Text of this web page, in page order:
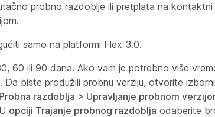
probno razdoblje ili pretplata na kontaktni
samo na platformi Flex 3.0.
60 ili 90 dana. Ako vam je potrebno više
Da biste produžili probnu verziju, otvorite
razdoblja > Upravljanje probnom
opciji Trajanje probnog razdoblja odaberite